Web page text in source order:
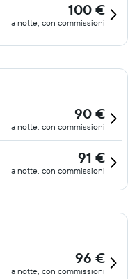
100 €
a notte, con commissioni
90 €
a notte, con commissioni
91 €
a notte, con commissioni
96 €
a notte, con commissioni